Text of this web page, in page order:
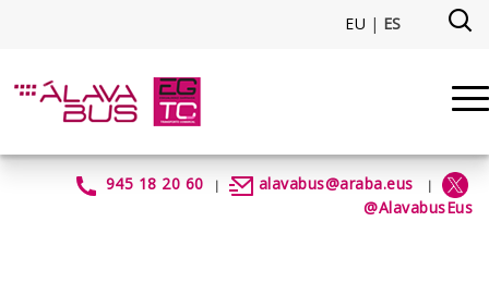
EU | ES
Prueba ciclista Araia -
945 18 20 60 | alavabus@araba.eus |
@AlavabusEus